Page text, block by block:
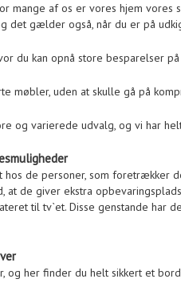
mange af os er vores hjem
det gælder også, når du er på
du kan opnå store besparelser
møbler, uden at skulle gå på
og varierede udvalg, og vi har
hos de personer, som
at de giver ekstra
til tv`et. Disse genstande har
og her finder du helt sikkert et